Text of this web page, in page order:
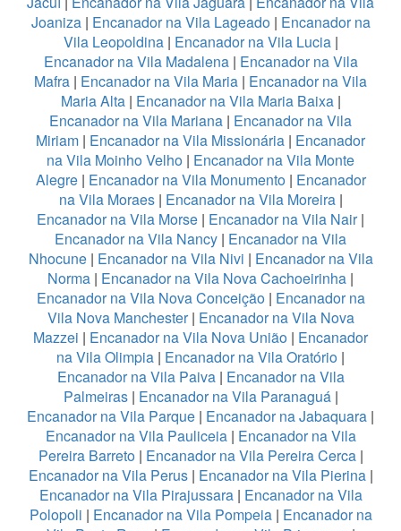
Joaniza| Encanador na Vila Lageado| Encanador na
Vila Leopoldina| Encanador na Vila Lucia|
Encanador na Vila Madalena| Encanador na Vila
Mafra | Encanador na Vila Maria | Encanador na Vila
Maria Alta| Encanador na Vila Maria Baixa|
Encanador na Vila Mariana | Encanador na Vila
Miriam | Encanador na Vila Missionária | Encanador
na Vila Moinho Velho | Encanador na Vila Monte
Alegre| Encanador na Vila Monumento| Encanador
na Vila Moraes| Encanador na Vila Moreira|
Encanador na Vila Morse | Encanador na Vila Nair|
Encanador na Vila Nancy | Encanador na Vila
Nhocune| Encanador na Vila Nivi | Encanador na Vila
Norma | Encanador na Vila Nova Cachoeirinha |
Encanador na Vila Nova Conceição| Encanador na
Vila Nova Manchester| Encanador na Vila Nova
Mazzei | Encanador na Vila Nova União | Encanador
na Vila Olimpia | Encanador na Vila Oratório |
Encanador na Vila Paiva| Encanador na Vila
Palmeiras| Encanador na Vila Paranaguá|
Encanador na Vila Parque | Encanador na Jabaquara |
Encanador na Vila Pauliceia| Encanador na Vila
Pereira Barreto| Encanador na Vila Pereira Cerca|
Encanador na Vila Perus| Encanador na Vila Pierina|
Encanador na Vila Pirajussara| Encanador na Vila
Polopoli | Encanador na Vila Pompeia| Encanador na